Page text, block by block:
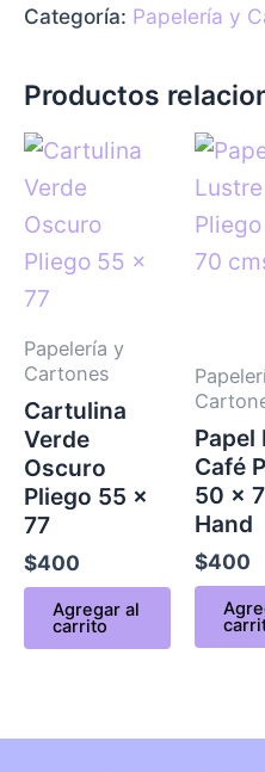
Categoría: Papelería y
Productos
Papelería y
Cartones
Cartulina
Verde
Oscuro
Pliego 55 x
77
$400
Agregar al
carrito
Papel
Café
50 x
Hand
$400